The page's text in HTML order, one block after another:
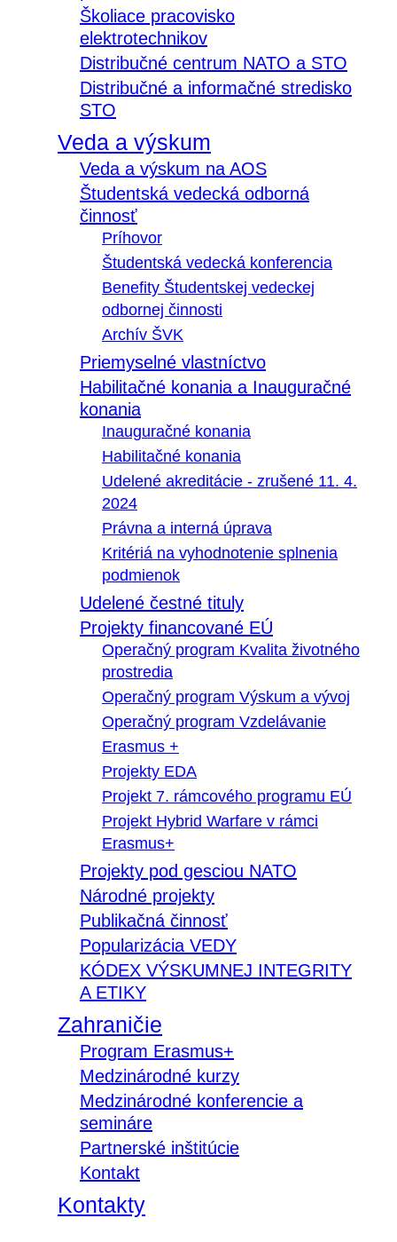
Školiace pracovisko
elektrotechnikov
Distribučné centrum NATO a STO
Distribučné a informačné stredisko
STO
Veda a výskum
Veda a výskum na AOS
Študentská vedecká odborná
činnosť
Príhovor
Študentská vedecká konferencia
Benefity Študentskej vedeckej
odbornej činnosti
Archív ŠVK
Priemyselné vlastníctvo
Habilitačné konania a Inauguračné
konania
Inauguračné konania
Habilitačné konania
Udelené akreditácie - zrušené 11. 4.
2024
Právna a interná úprava
Kritériá na vyhodnotenie splnenia
podmienok
Udelené čestné tituly
Projekty financované EÚ
Operačný program Kvalita životného
prostredia
Operačný program Výskum a vývoj
Operačný program Vzdelávanie
Erasmus +
Projekty EDA
Projekt 7. rámcového programu EÚ
Projekt Hybrid Warfare v rámci
Erasmus+
Projekty pod gesciou NATO
Národné projekty
Publikačná činnosť
Popularizácia VEDY
KÓDEX VÝSKUMNEJ INTEGRITY
A ETIKY
Zahraničie
Program Erasmus+
Medzinárodné kurzy
Medzinárodné konferencie a
semináre
Partnerské inštitúcie
Kontakt
Kontakty